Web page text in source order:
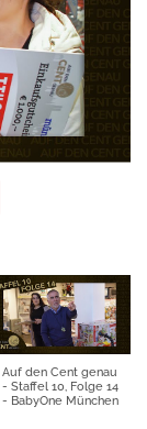
Auf den Cent genau
- Staffel 10, Folge 14
- BabyOne München